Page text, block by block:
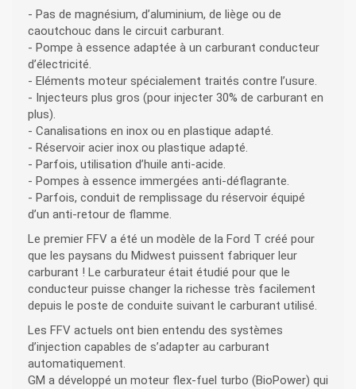
- Pas de magnésium, d’aluminium, de liège ou de
caoutchouc dans le circuit carburant.
- Pompe à essence adaptée à un carburant conducteur
d’électricité.
- Eléments moteur spécialement traités contre l’usure.
- Injecteurs plus gros (pour injecter 30% de carburant en
plus).
- Canalisations en inox ou en plastique adapté.
- Réservoir acier inox ou plastique adapté.
- Parfois, utilisation d’huile anti-acide.
- Pompes à essence immergées anti-déflagrante.
- Parfois, conduit de remplissage du réservoir équipé
d’un anti-retour de flamme.
Le premier FFV a été un modèle de la Ford T créé pour
que les paysans du Midwest puissent fabriquer leur
carburant ! Le carburateur était étudié pour que le
conducteur puisse changer la richesse très facilement
depuis le poste de conduite suivant le carburant utilisé.
Les FFV actuels ont bien entendu des systèmes
d’injection capables de s’adapter au carburant
automatiquement.
GM a développé un moteur flex-fuel turbo (BioPower) qui